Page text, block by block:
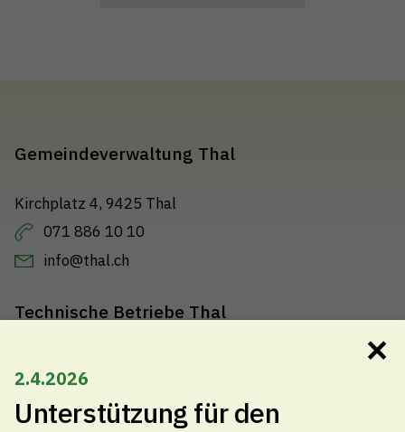
✕
2.4.2026
Unterstützung für den
Gemeindeverwaltung Thal
Kirchplatz 4, 9425 Thal
071 886 10 10
info@thal.ch
Technische Betriebe Thal
Pikettdienst- und Notfallnummer (24h)